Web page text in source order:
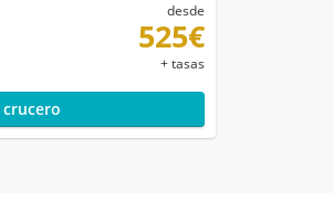
desde
525€
+ tasas
crucero